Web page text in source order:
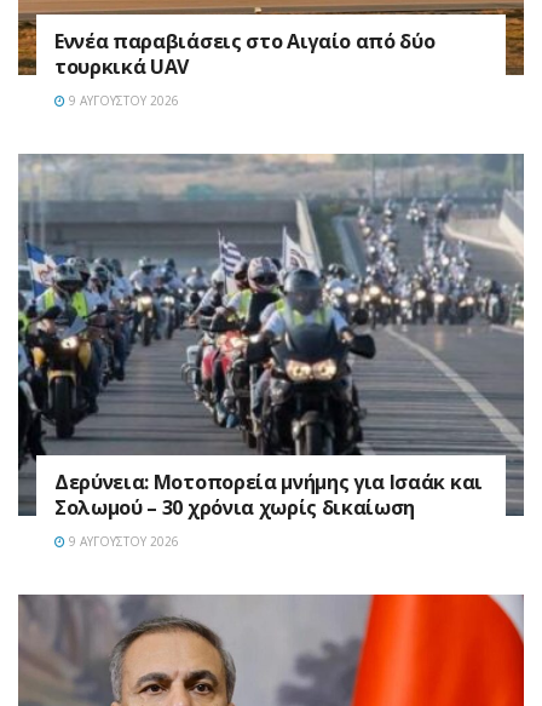
Εννέα παραβιάσεις στο Αιγαίο από δύο
τουρκικά UAV
9 ΑΥΓΟΎΣΤΟΥ 2026
Δερύνεια: Μοτοπορεία μνήμης για Ισαάκ και
Σολωμού – 30 χρόνια χωρίς δικαίωση
9 ΑΥΓΟΎΣΤΟΥ 2026